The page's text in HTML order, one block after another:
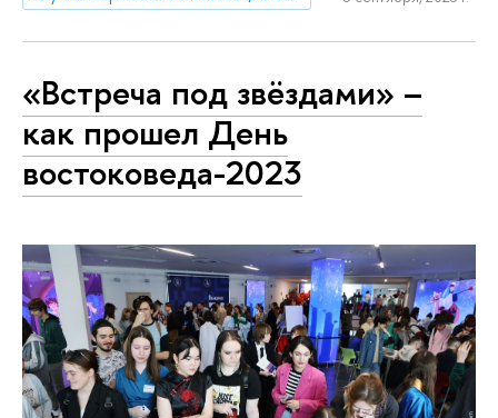
«Встреча под звёздами» –
как прошел День
востоковеда-2023